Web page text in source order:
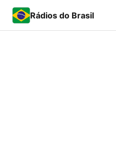
Rádios do Brasil